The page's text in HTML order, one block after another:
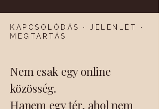
KAPCSOLÓDÁS · JELENLÉT ·
MEGTARTÁS
Nem csak egy online
közösség.
Hanem egy tér, ahol nem